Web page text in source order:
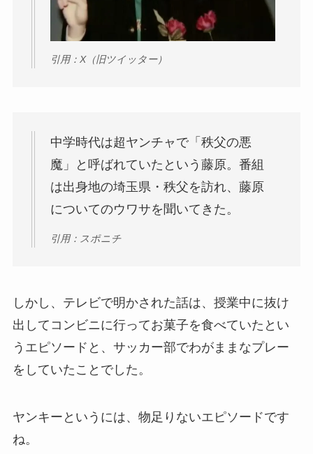
引用：X（旧ツイッター）
中学時代は超ヤンチャで「秩父の悪
魔」と呼ばれていたという藤原。番組
は出身地の埼玉県・秩父を訪れ、藤原
についてのウワサを聞いてきた。
引用：スポニチ
しかし、テレビで明かされた話は、授業中に抜け
出してコンビニに行ってお菓子を食べていたとい
うエピソードと、サッカー部でわがままなプレー
をしていたことでした。
ヤンキーというには、物足りないエピソードです
ね。